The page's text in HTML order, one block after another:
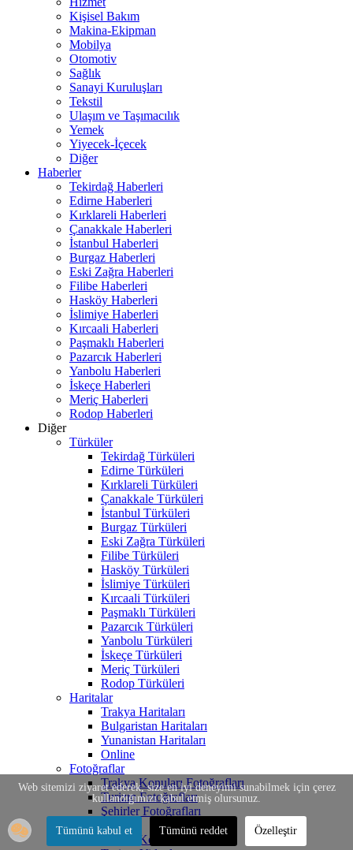
Kişisel Bakım
Makina-Ekipman
Mobilya
Otomotiv
Sağlık
Sanayi Kuruluşları
Tekstil
Ulaşım ve Taşımacılık
Yemek
Yiyecek-İçecek
Diğer
Haberler
Tekirdağ Haberleri
Edirne Haberleri
Kırklareli Haberleri
Çanakkale Haberleri
İstanbul Haberleri
Burgaz Haberleri
Eski Zağra Haberleri
Filibe Haberleri
Hasköy Haberleri
İslimiye Haberleri
Kırcaali Haberleri
Paşmaklı Haberleri
Pazarcık Haberleri
Yanbolu Haberleri
İskeçe Haberleri
Meriç Haberleri
Rodop Haberleri
Diğer
Türküler
Tekirdağ Türküleri
Edirne Türküleri
Kırklareli Türküleri
Çanakkale Türküleri
İstanbul Türküleri
Burgaz Türküleri
Eski Zağra Türküleri
Filibe Türküleri
Hasköy Türküleri
İslimiye Türküleri
Kırcaali Türküleri
Paşmaklı Türküleri
Pazarcık Türküleri
Yanbolu Türküleri
İskeçe Türküleri
Meriç Türküleri
Rodop Türküleri
Haritalar
Trakya Haritaları
Bulgaristan Haritaları
Yunanistan Haritaları
Online
Fotoğraflar
Trakya Konuları Fotoğrafları
Turizm Fotoğrafları
Şehirler Fotoğrafları
Videolar
Trakya Konuları Videoları
Web sitemizi ziyaret ederek, size en iyi deneyimi sunabilmek için çerez
kullandığımızı kabul etmiş olursunuz.
Tümünü kabul et Tümünü reddet Özelleştir